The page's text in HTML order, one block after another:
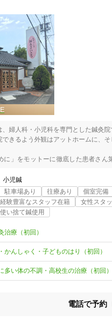
する特徴
特典あり
クレカ可
婦人科・小児科を専門とした鍼灸院
きるよう外観はアットホームに、
に」をモットーに徹底した患者さ
一人一人の治療に専念するため、予
な症状でお悩みの方は予約無しで
調不良の際には、２４時間対応で
ださい。
、不妊症、逆子、つわり、陣痛促
分野の鍼灸師が担当させていただ
ますのでお気軽にご相談ください。
小児鍼
駐車場あり 往療あり 個室完備
経験豊富なスタッフ在籍 女性スタ
使い捨て鍼使用
治療（初回）
かんしゃく・子どものはり（初回）
多い体の不調・高校生の治療（初回）
電話で予約